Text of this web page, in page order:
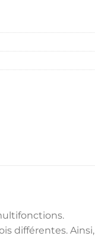
différentes. Ainsi,